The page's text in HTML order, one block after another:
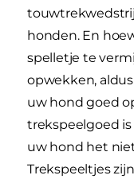
honden. En
spelletje te
opwekken,
uw hond goed
trekspeelgoed
uw hond het
Trekspeeltjes